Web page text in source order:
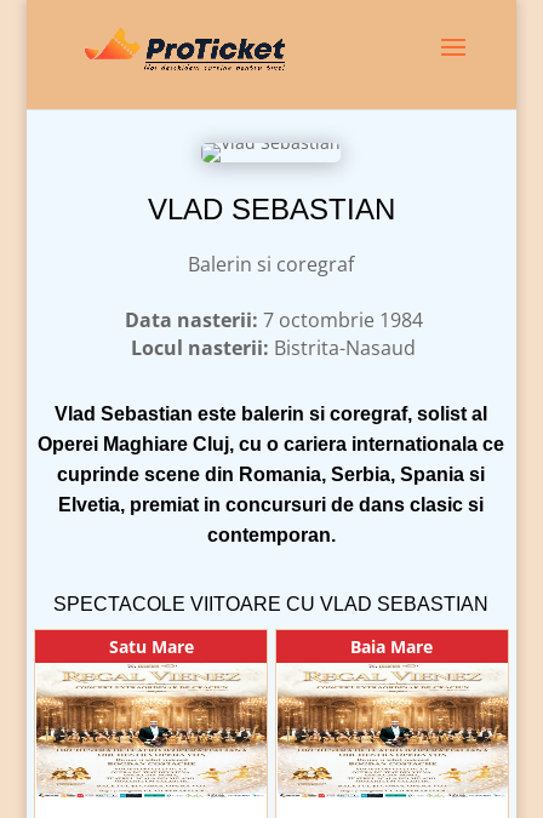
VLAD SEBASTIAN
Balerin si coregraf
Data nasterii: 7 octombrie 1984
Locul nasterii: Bistrita-Nasaud
Vlad Sebastian este balerin si coregraf, solist al
Operei Maghiare Cluj, cu o cariera internationala ce
cuprinde scene din Romania, Serbia, Spania si
Elvetia, premiat in concursuri de dans clasic si
contemporan.
SPECTACOLE VIITOARE CU VLAD SEBASTIAN
Satu Mare Baia Mare